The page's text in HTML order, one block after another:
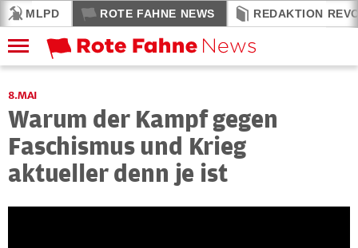
MLPD ROTE FAHNE NEWS REDAKTION
8.MAI
Warum der Kampf gegen
Faschismus und Krieg
aktueller denn je ist